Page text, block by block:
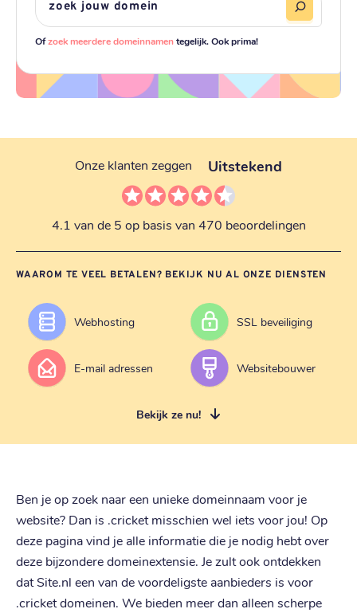
Ofzoek meerdere domeinnamentegelijk. Ook prima!
Onze klanten zeggen Uitstekend
4.1 van de 5 op basis van 470 beoordelingen
WAAROM TE VEEL BETALEN? BEKIJK NU AL ONZE DIENSTEN
Webhosting SSL beveiliging
E-mail adressen Websitebouwer
Bekijk ze nu!
Ben je op zoek naar een unieke domeinnaam voor je
website? Dan is .cricket misschien wel iets voor jou! Op
deze pagina vind je alle informatie die je nodig hebt over
deze bijzondere domeinextensie. Je zult ook ontdekken
dat Site.nl een van de voordeligste aanbieders is voor
.cricket domeinen. We bieden meer dan alleen scherpe